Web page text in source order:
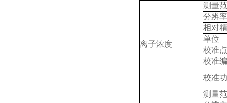
离子浓度
测量
分辨率
相对
单位
校准点
校准
校准
测量